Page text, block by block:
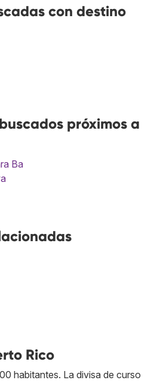
con destino
próximos a
Ba
Rico
habitantes. La divisa de curso